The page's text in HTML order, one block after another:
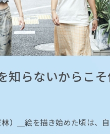
知らないからこ
）＿絵を描き始めた頃は、